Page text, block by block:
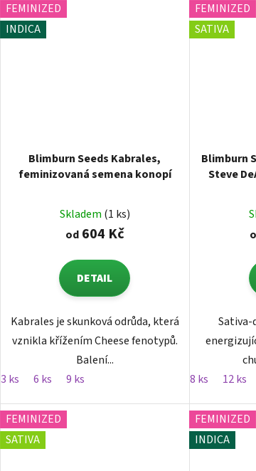
FEMINIZED
INDICA
Blimburn Seeds Kabrales,
feminizovaná semena konopí
Skladem (1 ks)
od604 Kč
DETAIL
Kabrales je skunková odrůda, která
vznikla křížením Cheese fenotypů.
Balení...
3 ks
6 ks 9 ks
FEMINIZED
SATIVA
Blimburn
Steve
8 ks
12 ks
FEMINIZED
SATIVA
FEMINIZED
INDICA